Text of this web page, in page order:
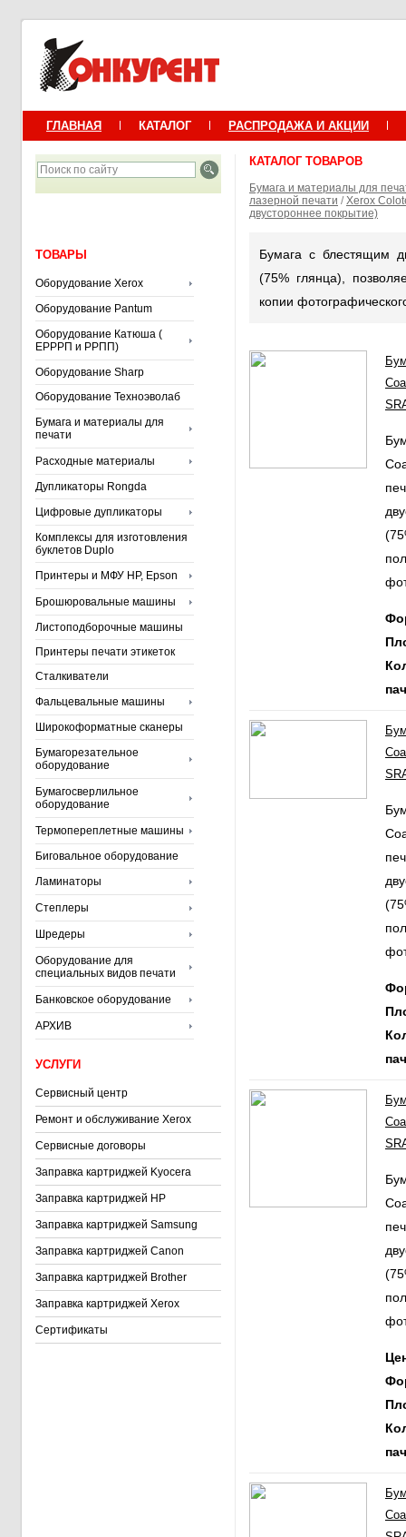
ГЛАВНАЯ КАТАЛОГ РАСПРОДАЖА И АКЦИИ
ТОВАРЫ
Оборудование Xerox
Оборудование Pantum
Оборудование Катюша (
ЕРРРП и РРПП)
Оборудование Sharp
Оборудование Техноэволаб
Бумага и материалы для
печати
Расходные материалы
Дупликаторы Rongda
Цифровые дупликаторы
Комплексы для изготовления
буклетов Duplo
Принтеры и МФУ HP, Epson
Брошюровальные машины
Листоподборочные машины
Принтеры печати этикеток
Сталкиватели
Фальцевальные машины
Широкоформатные сканеры
Бумагорезательное
оборудование
Бумагосверлильное
оборудование
Термопереплетные машины
Биговальное оборудование
Ламинаторы
Степлеры
Шредеры
Оборудование для
специальных видов печати
Банковское оборудование
АРХИВ
УСЛУГИ
Сервисный центр
Ремонт и обслуживание Xerox
Сервисные договоры
Заправка картриджей Kyocera
Заправка картриджей HP
Заправка картриджей Samsung
Заправка картриджей Canon
Заправка картриджей Brother
Заправка картриджей Xerox
Сертификаты
КАТАЛОГ ТОВАРОВ
Бумага и материалы для
лазерной печати /Xerox
двустороннее покрытие)
Бумага с блестящим
(75% глянца),
копии